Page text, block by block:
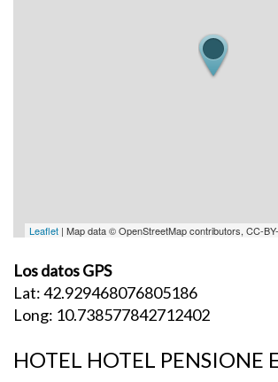
Leaflet | Map data © OpenStreetMap contributors, CC-
Los datos GPS
Lat: 42.929468076805186
Long: 10.738577842712402
HOTEL HOTEL PENSIONE